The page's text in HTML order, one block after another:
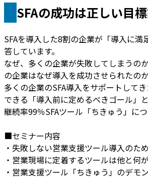
SFAの成功は正しい目
SFAを導入した8割の企業が「導入に満
答しています。
なぜ、多くの企業が失敗してしまうの
の企業はなぜ導入を成功させられたの
多くの企業のSFA導入をサポートして
できる「導入前に定めるべきゴール」と
継続率99％SFAツール「ちきゅう」につ
■セミナー内容
・失敗しない営業支援ツール導入のた
・営業現場に定着するツールは他と何
・営業支援ツール「ちきゅう」のデモ